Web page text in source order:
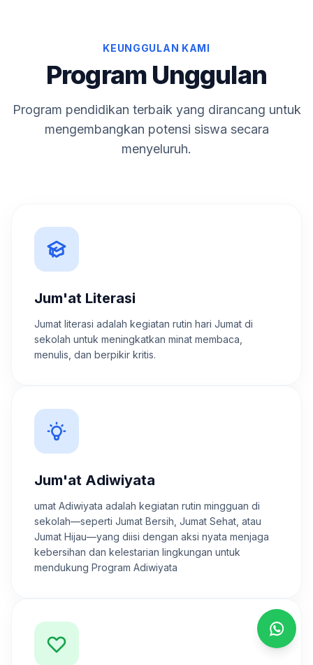
KEUNGGULAN KAMI
Program Unggulan
Program pendidikan terbaik yang dirancang untuk
mengembangkan potensi siswa secara
menyeluruh.
Jum'at Literasi
Jumat literasi adalah kegiatan rutin hari Jumat di
sekolah untuk meningkatkan minat membaca,
menulis, dan berpikir kritis.
Jum'at Adiwiyata
umat Adiwiyata adalah kegiatan rutin mingguan di
sekolah—seperti Jumat Bersih, Jumat Sehat, atau
Jumat Hijau—yang diisi dengan aksi nyata menjaga
kebersihan dan kelestarian lingkungan untuk
mendukung Program Adiwiyata